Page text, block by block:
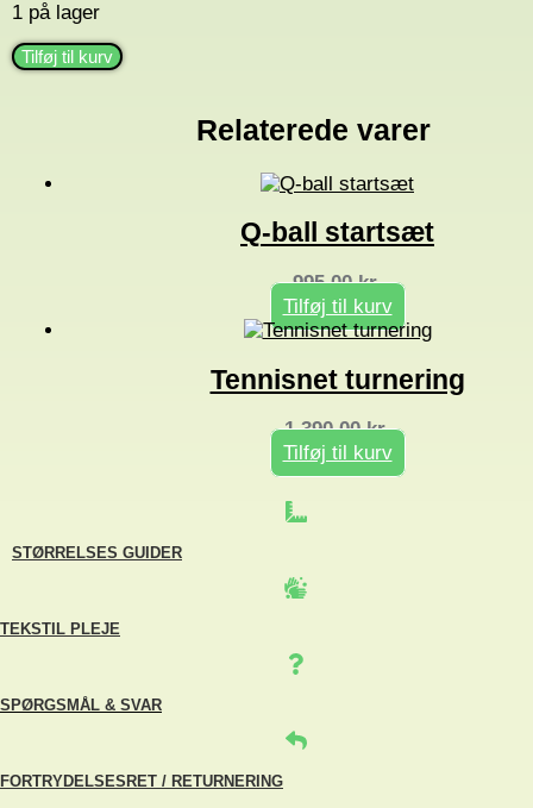
799,00 kr..
1 på lager
Multi
Ketcher
Tilføj til kurv
Relaterede varer
Q-ball startsæt
995,00kr.
Tilføj til kurv
Tennisnet turnering
1.390,00kr.
Tilføj til kurv
STØRRELSES GUIDER
TEKSTIL PLEJE
SPØRGSMÅL & SVAR
FORTRYDELSESRET / RETURNERING